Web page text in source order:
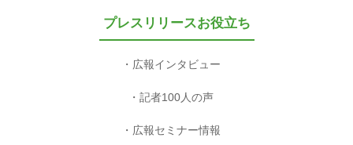
プレスリリースお役立ち
広報インタビュー
記者100人の声
広報セミナー情報